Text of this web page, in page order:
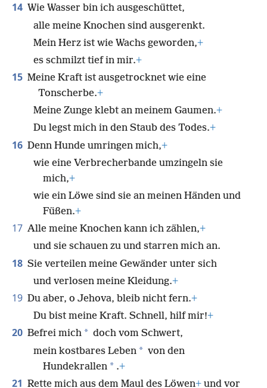
14 Wie Wasser bin ich ausgeschüttet,
alle meine Knochen sind ausgerenkt.
Mein Herz ist wie Wachs geworden,+
es schmilzt tief in mir.+
15 Meine Kraft ist ausgetrocknet wie eine
Tonscherbe.+
Meine Zunge klebt an meinem Gaumen.+
Du legst mich in den Staub des Todes.+
16 Denn Hunde umringen mich,+
wie eine Verbrecherbande umzingeln sie
mich,+
wie ein Löwe sind sie an meinen Händen und
Füßen.+
17 Alle meine Knochen kann ich zählen,+
und sie schauen zu und starren mich an.
18 Sie verteilen meine Gewänder unter sich
und verlosen meine Kleidung.+
19 Du aber, o Jehova, bleib nicht fern.+
Du bist meine Kraft. Schnell, hilf mir!+
20 Befrei mich * doch vom Schwert,
mein kostbares Leben * von den
Hundekrallen * .+
21 Rette mich aus dem Maul des Löwen+ und vor